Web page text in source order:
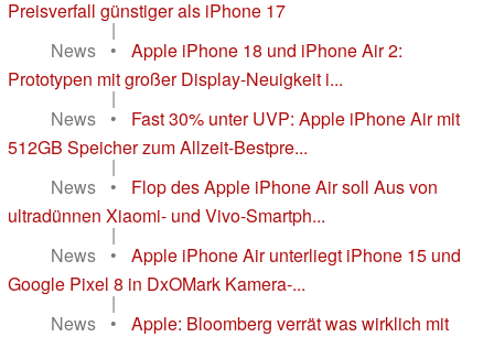
Preisverfall günstiger als iPhone 17
|
News
•
Apple iPhone 18 und iPhone Air 2:
Prototypen mit großer Display-Neuigkeit i...
|
News
•
Fast 30% unter UVP: Apple iPhone Air mit
512GB Speicher zum Allzeit-Bestpre...
|
News
•
Flop des Apple iPhone Air soll Aus von
ultradünnen Xiaomi- und Vivo-Smartph...
|
News
•
Apple iPhone Air unterliegt iPhone 15 und
Google Pixel 8 in DxOMark Kamera-...
|
News
•
Apple: Bloomberg verrät was wirklich mit